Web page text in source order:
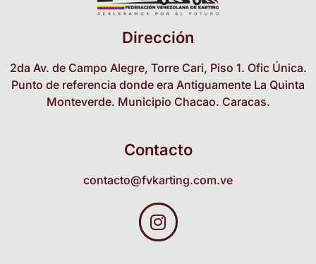
Dirección
2da Av. de Campo Alegre, Torre Cari, Piso 1. Ofic Única.
Punto de referencia donde era Antiguamente La Quinta
Monteverde. Municipio Chacao. Caracas.
Contacto
contacto@fvkarting.com.ve